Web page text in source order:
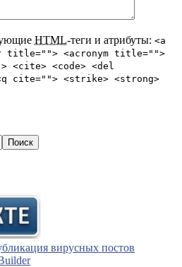
HTML-теги и атрибуты: <a
title=""> <acronym title="">
<cite> <code> <del
cite=""> <strike> <strong>
вирусных постов